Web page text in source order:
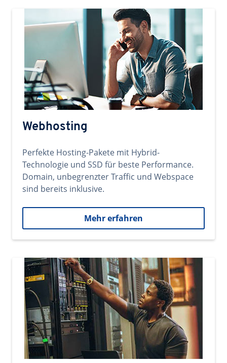
Webhosting
Perfekte Hosting-Pakete mit Hybrid-
Technologie und SSD für beste Performance.
Domain, unbegrenzter Traffic und Webspace
sind bereits inklusive.
Mehr erfahren